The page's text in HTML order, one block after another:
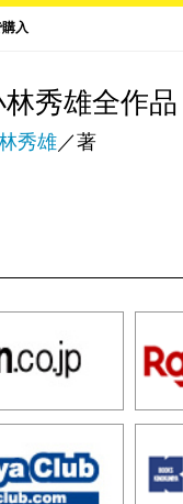
入
林秀雄全作
秀雄／著